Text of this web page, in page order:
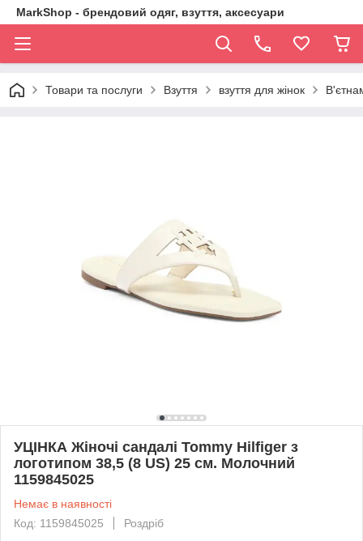
MarkShop - брендовий одяг, взуття, аксесуари
Товари та послуги Взуття взуття для жінок
УЦІНКА Жіночі сандалі Tommy Hilfiger з
логотипом 38,5 (8 US) 25 см. Молочний
1159845025
Немає в наявності
Код: 1159845025
Роздріб